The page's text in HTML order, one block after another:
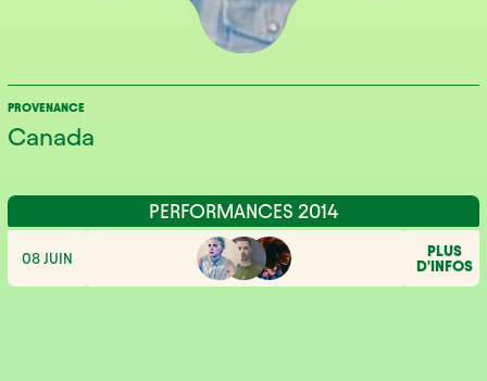
PROVENANCE
Canada
PERFORMANCES 2014
08 JUIN
PLUS
D'INFOS